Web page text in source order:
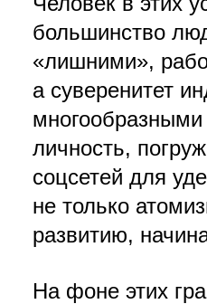
большинство
«лишними»,
а суверенитет
личность,
соцсетей для
не только
развитию,
На фоне этих